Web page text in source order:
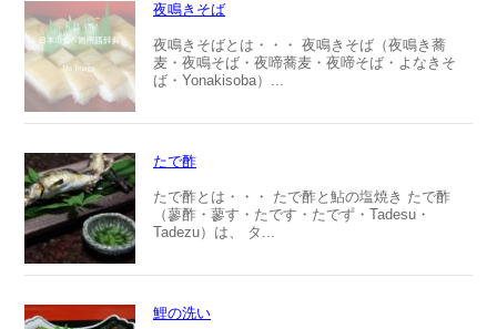
夜鳴きそば
夜鳴きそばとは・・・ 夜鳴きそば（夜鳴き蕎
麦・夜鳴そば・夜啼蕎麦・夜啼そば・よなきそ
ば・Yonakisoba）...
たで酢
たで酢とは・・・ たで酢と鮎の塩焼き たで酢
（蓼酢・蓼す・たです・たでず・Tadesu・
Tadezu）は、 タ...
鯉の洗い